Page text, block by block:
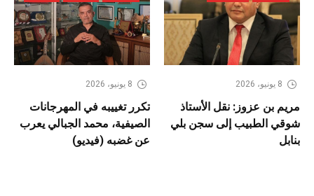
8 يونيو، 2026
مريم بن عزوز: نقل الأستاذ
شوقي الطبيب إلى سجن بلي
بنابل
8 يونيو، 2026
تكرر تغييبه في المهرجانات
الصيفية، محمد الجبالي يعرب
عن غضبه (فيديو)